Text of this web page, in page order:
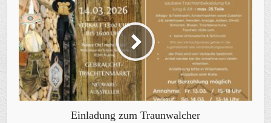
Einladung zum Traunwalcher